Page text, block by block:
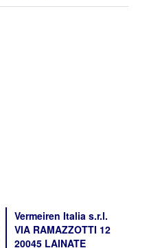
Vermeiren Italia s.r.l.
VIA RAMAZZOTTI 12
20045 LAINATE